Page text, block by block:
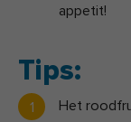
appetit!
Tips:
Het